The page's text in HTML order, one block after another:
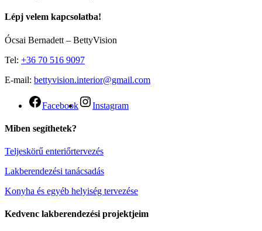
Lépj velem kapcsolatba!
Ócsai Bernadett – BettyVision
Tel: +36 70 516 9097
E-mail: bettyvision.interior@gmail.com
Facebook Instagram
Miben segíthetek?
Teljeskörű enteriőrtervezés
Lakberendezési tanácsadás
Konyha és egyéb helyiség tervezése
Kedvenc lakberendezési projektjeim